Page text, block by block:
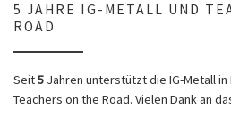
5 JAHRE IG-METALL UND
ROAD
Seit5 Jahren unterstützt die IG-Metall
Teachers on the Road. Vielen Dank an